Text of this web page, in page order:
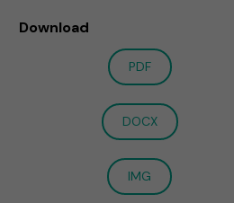
Download
PDF
DOCX
IMG